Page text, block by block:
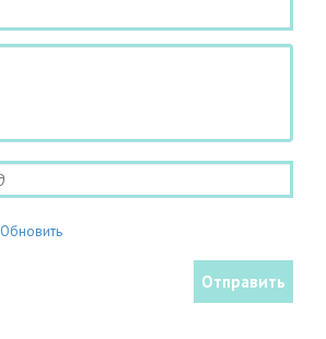
Обновить